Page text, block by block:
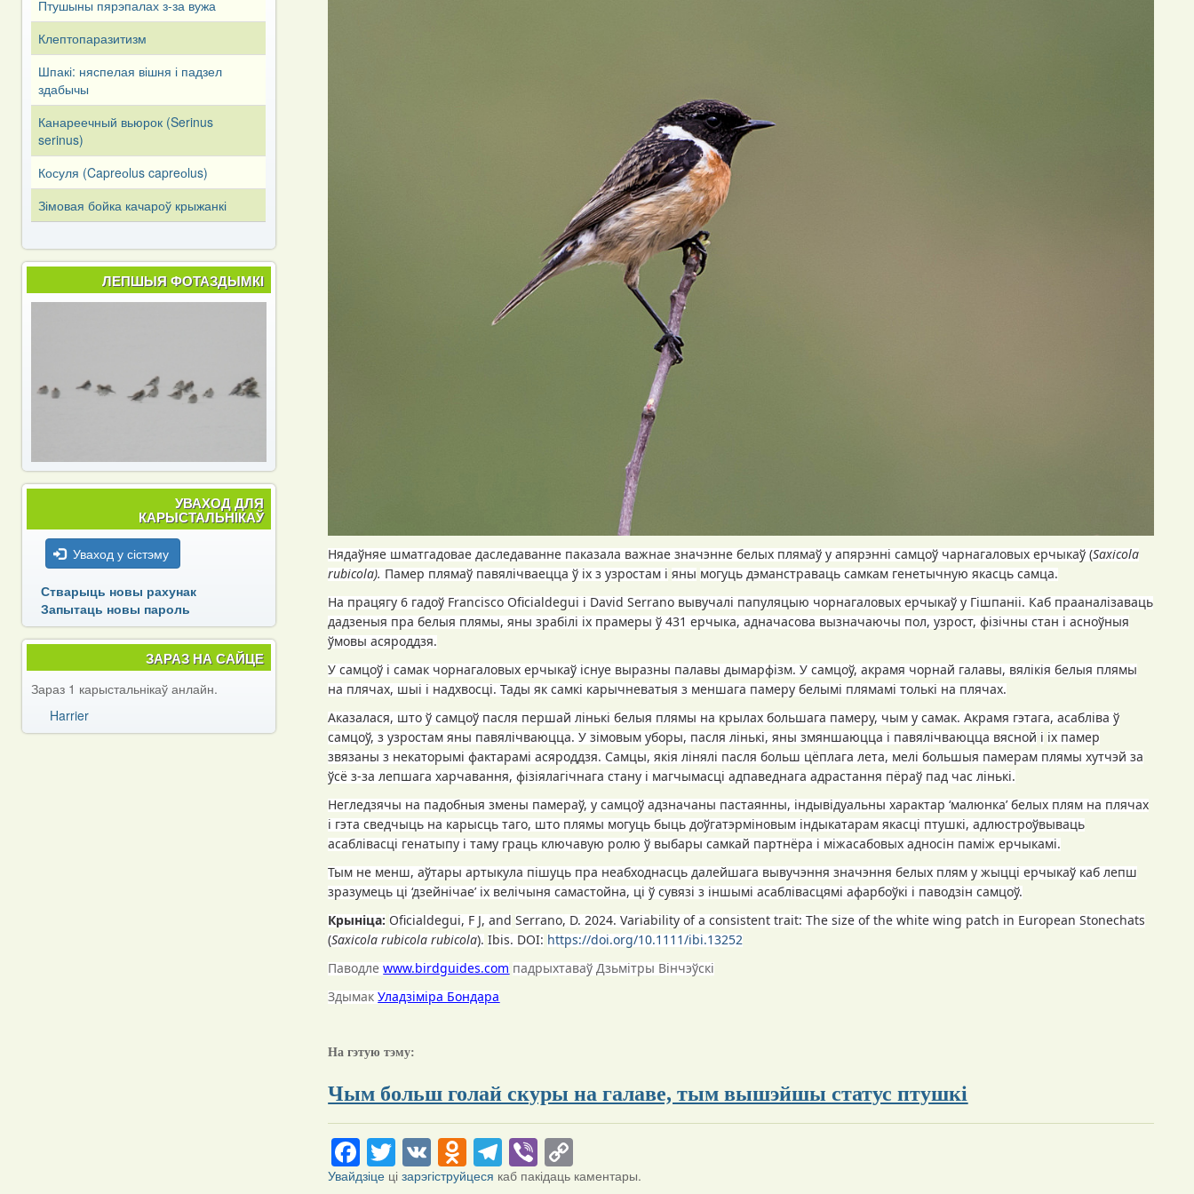
Нядаўняе шматгадовае даследаванне паказала важнае значэнне белых плямаў у апярэнні самцоў чарнагаловых ерчыкаў (Saxicola
rubicola).Памер плямаў павялічваецца ў іх з узростам і яны могуць дэманстраваць самкам генетычную якасць самца.
На працягу 6 гадоўFrancisco OficialdeguiіDavid Serranoвывучалі папуляцыю чорнагаловых ерчыкаў у Гішпаніі. Каб прааналізаваць
дадзеныя пра белыя плямы, яны зрабілі іх прамеры ў 431 ерчыка, адначасова вызначаючы пол, узрост, фізічны стан і асноўныя
ўмовы асяроддзя.
У самцоў і самак чорнагаловых ерчыкаў існуе выразны палавы дымарфізм. У самцоў, акрамя чорнай галавы, вялікія белыя плямы
на плячах, шыі і надхвосці. Тады як самкі карычневатыя з меншага памеру белымі плямамі толькі на плячах.
Аказалася, што ў самцоў пасля першай лінькі белыя плямы на крылах большага памеру, чым у самак. Акрамя гэтага, асабліва ў
самцоў, з узростам яны павялічваюцца. У зімовым уборы, пасля лінькі, яны змяншаюцца і павялічваюцца вясной і іх памер
звязаны знекаторыміфактарамі асяроддзя.Самцы, якія лінялі пасля больш цёплага лета, мелі большыя памерам плямы хутчэй за
ўсё з-за лепшага харчавання, фізіялагічнага стану і магчымасці адпаведнага адрастання пёраў пад час лінькі.
Негледзячы на падобныя змены памераў, у самцоў адзначаны пастаянны, індывідуальны характар ‘малюнка’ белых плям на плячах
і гэта сведчыць на карысць таго, што плямы могуць быць доўгатэрміновым індыкатарам якасці птушкі, адлюстроўвываць
асаблівасці генатыпу і таму граць ключавую ролю ў выбары самкай партнёра і міжасабовых адносін паміж ерчыкамі.
Тым не менш, аўтары артыкула пішуць пра неабходнасць далейшага вывучэння значэння белых плям у жыцці ерчыкаў каб лепш
зразумець ці ‘дзейнічае’ іх велічыня самастойна, ці ў сувязі з іншымі асаблівасцямі афарбоўкі і паводзін самцоў.
Крыніца: Oficialdegui, F J, and Serrano, D. 2024. Variability of a consistent trait: The size of the white wing patch in European Stonechats
(Saxicola rubicola rubicola). Ibis. DOI: https://doi.org/10.1111/ibi.13252
Паводлеwww.birdguides.com падрыхтаваў Дзьмітры Вінчэўскі
ЗдымакУладзіміра Бондара
На гэтую тэму:
Чым больш голай скуры на галаве, тым вышэйшы статус птушкі
Facebook
Twitter
VKOdnoklassniki
Telegram
Viber
Link
Увайдзіце цізарэгіструйцеся каб пакідаць каментары.
Птушыны пярэпалах з-за вужа
Клептопаразитизм
Шпакі: няспелая вішня і падзел
здабычы
Канареечный вьюрок (Serinus
serinus)
Косуля (Capreоlus capreоlus)
Зімовая бойка качароў крыжанкі
ЛЕПШЫЯ ФОТАЗДЫМКІ
УВАХОД ДЛЯ
КАРЫСТАЛЬНІКАЎ
Уваход у сістэму
Стварыць новы рахунак
Запытаць новы пароль
ЗАРАЗ НА САЙЦЕ
Зараз 1 карыстальнікаў анлайн.
Harrier